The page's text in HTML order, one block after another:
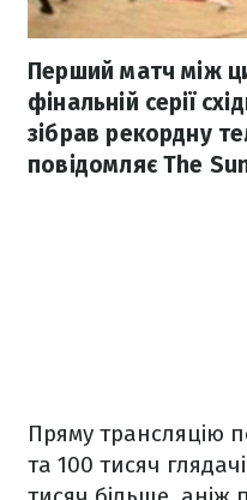
Перший матч між
фінальній серії
зібрав рекордну
повідомляє The
Пряму трансляцію
та 100 тисяч